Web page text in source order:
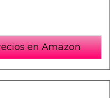
en Amazon